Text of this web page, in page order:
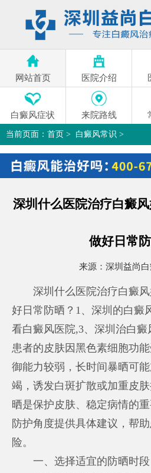
网站首页 医院介绍
白癜风症状 来院路线
当前页面： 首页 > 白癜风常识 >
深圳什么医院治疗白癜风好,白癜风患
深圳什么医院治疗白癜
做好日常
来源： 深圳益尚
深圳什么医院治疗白癜
好日常防晒？1、深圳的白癜
看白癜风医院,3、深圳治白
患者的皮肤因黑色素细胞功
御能力较弱，长时间暴晒可
竭，诱发白斑扩散或加重皮
晒是保护皮肤、稳定病情的
防护角度提供具体建议，帮
险。
一、选择适宜的防晒时段